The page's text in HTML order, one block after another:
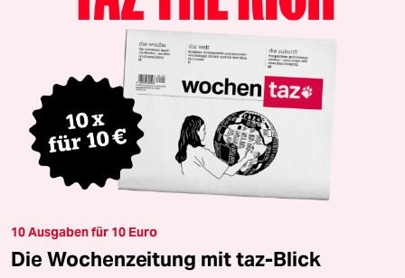
10 Ausgaben für 10 Euro
Die Wochenzeitung mit taz-Blick